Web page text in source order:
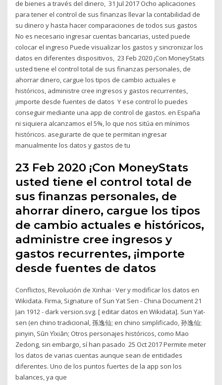
de bienes a través del dinero, 31 Jul 2017 Ocho aplicaciones
para tener el control de sus finanzas llevar la contabilidad de
su dinero y hasta hacer comparaciones de todos sus gastos
No es necesario ingresar cuentas bancarias, usted puede
colocar el ingreso Puede visualizar los gastos y sincronizar los
datos en diferentes dispositivos, 23 Feb 2020 ¡Con MoneyStats
usted tiene el control total de sus finanzas personales, de
ahorrar dinero, cargue los tipos de cambio actuales e
históricos, administre cree ingresos y gastos recurrentes,
¡importe desde fuentes de datos Y ese control lo puedes
conseguir mediante una app de control de gastos. en España
ni siquiera alcanzamos el 5%, lo que nos sitúa en mínimos
históricos. asegurarte de que te permitan ingresar
manualmente los datos y gastos de tu
23 Feb 2020 ¡Con MoneyStats
usted tiene el control total de
sus finanzas personales, de
ahorrar dinero, cargue los tipos
de cambio actuales e históricos,
administre cree ingresos y
gastos recurrentes, ¡importe
desde fuentes de datos
Conflictos, Revolución de Xinhai · Ver y modificar los datos en
Wikidata. Firma, Signature of Sun Yat Sen - China Document 21
Jan 1912 - dark version.svg. [ editar datos en Wikidata]. Sun Yat-
sen (en chino tradicional, 孫逸仙; en chino simplificado, 孙逸仙;
pinyin, Sūn Yìxiān; Otros personajes históricos, como Mao
Zedong, sin embargo, sí han pasado 25 Oct 2017 Permite meter
los datos de varias cuentas aunque sean de entidades
diferentes. Uno de los puntos fuertes de la app son los
balances, ya que